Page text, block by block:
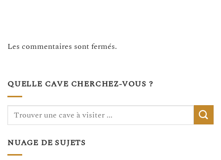
Les commentaires sont fermés.
QUELLE CAVE CHERCHEZ-VOUS ?
NUAGE DE SUJETS